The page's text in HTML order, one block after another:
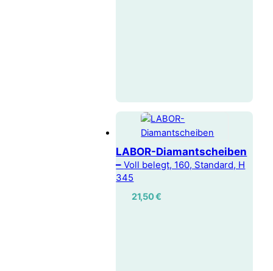
LABOR-Diamantscheiben
–Voll belegt, 160, Standard, H
345
21,50€